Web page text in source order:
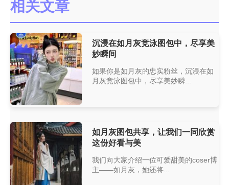
相关文章
沉浸在如月灰竞泳图包中，尽享美
妙瞬间
如果你是如月灰的忠实粉丝，沉浸在如
月灰竞泳图包中，尽享美妙瞬...
如月灰图包共享，让我们一同欣赏
这份好看与美
我们向大家介绍一位可爱甜美的coser博
主——如月灰，她还将...